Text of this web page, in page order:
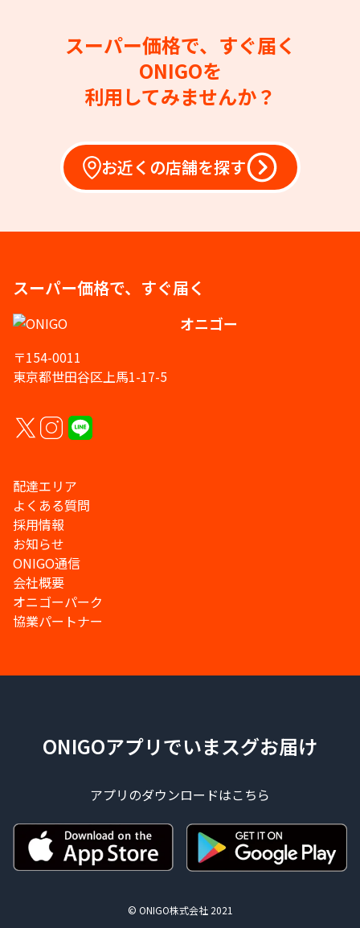
スーパー価格で、すぐ届く
ONIGOを
利用してみませんか？
お近くの店舗を探す
スーパー価格で、すぐ届く
オニゴー
〒154-0011
東京都世田谷区上馬1-17-5
配達エリア
よくある質問
採用情報
お知らせ
ONIGO通信
会社概要
オニゴーパーク
協業パートナー
ONIGOアプリでいまスグお届け
アプリのダウンロードはこちら
© ONIGO株式会社 2021